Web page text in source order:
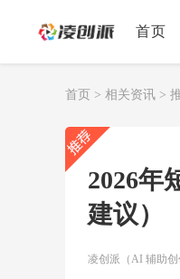
首页
首页 > 相关资讯 >
2026年
建议）
凌创派（AI 辅助创